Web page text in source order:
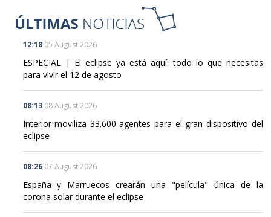
12:18 05 August 2026
ESPECIAL | El eclipse ya está aquí: todo lo que necesitas
para vivir el 12 de agosto
08:13 08 August 2026
Interior moviliza 33.600 agentes para el gran dispositivo del
eclipse
08:26 07 August 2026
España y Marruecos crearán una "película" única de la
corona solar durante el eclipse